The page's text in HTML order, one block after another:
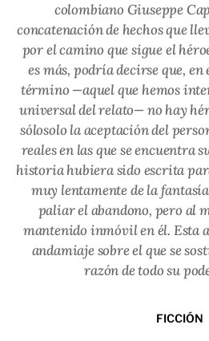
colombiano Giuseppe
concatenación de hechos que
por el camino que sigue el
es más, podría decirse que,
término —aquel que hemos
universal del relato— no hay
sólosolo la aceptación del
reales en las que se encuentra
historia hubiera sido escrita
muy lentamente de la
paliar el abandono, pero al
mantenido inmóvil en él. Esta
andamiaje sobre el que se
razón de todo su
FICCIÓN